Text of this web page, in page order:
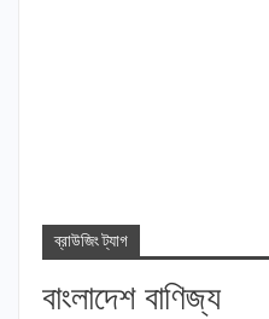
ব্রাউজিং ট্যাগ
বাংলাদেশ বাণিজ্য